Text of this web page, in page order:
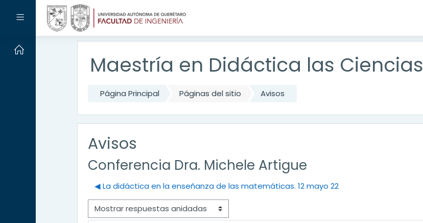
Panel lateral
Salta al contenido principal
Maestría en Didáctica las Ciencias
Página Principal Páginas del sitio Avisos
Avisos
Conferencia Dra. Michele Artigue
◀︎ La didáctica en la enseñanza de las matemáticas. 12 mayo 22
Mostrar modo